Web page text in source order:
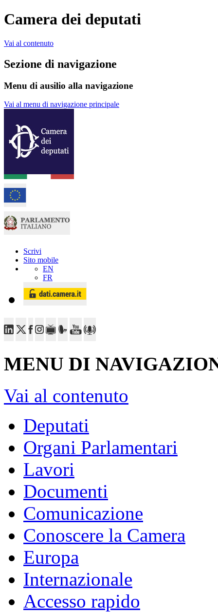
Camera dei deputati
Vai al contenuto
Sezione di navigazione
Menu di ausilio alla navigazione
Vai al menu di navigazione principale
Scrivi
Sito mobile
EN
FR
MENU DI
Vai al contenuto
Deputati
Organi Parlamentari
Lavori
Documenti
Comunicazione
Conoscere la Camera
Europa
Internazionale
Accesso rapido